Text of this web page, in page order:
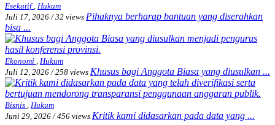
Esekutif Hukum
Juli 17, 2026 / 32 views Pihaknya berharap bantuan yang diserahkan
bisa ...
Ekonomi
Hukum
Juli 12, 2026 / 258 views Khusus bagi Anggota Biasa yang diusulkan ...
Bisnis
Hukum
Juni 29, 2026 / 456 views Kritik kami didasarkan pada data yang ...